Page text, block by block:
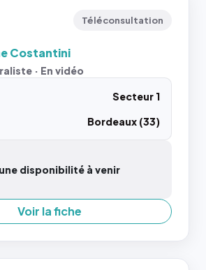
Téléconsultation
Costantini
· En vidéo
Secteur 1
Bordeaux (33)
disponibilité à venir
Voir la fiche